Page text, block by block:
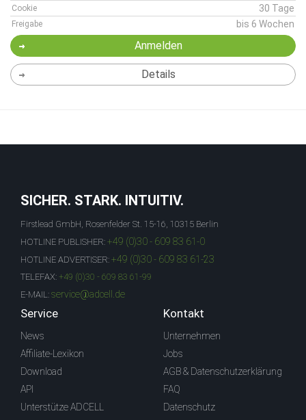
Cookie 30 Tage
Freigabe bis 6 Wochen
Anmelden
Details
SICHER. STARK. INTUITIV.
Firstlead GmbH, Rosenfelder St. 15-16, 10315 Berlin
HOTLINE PUBLISHER: +49 (0)30 - 609 83 61-0
HOTLINE ADVERTISER: +49 (0)30 - 609 83 61-23
TELEFAX: +49 (0)30 - 609 83 61-99
E-MAIL: service@adcell.de
Service
News
Affiliate-Lexikon
Download
API
Unterstütze ADCELL
Kontakt
Unternehmen
Jobs
AGB & Datenschutzerklärung
FAQ
Datenschutz